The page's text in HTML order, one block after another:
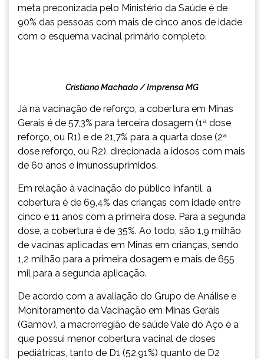
meta preconizada pelo Ministério da Saúde é de
90% das pessoas com mais de cinco anos de idade
com o esquema vacinal primário completo.
Cristiano Machado / Imprensa MG
Já na vacinação de reforço, a cobertura em Minas
Gerais é de 57,3% para terceira dosagem (1ª dose
reforço, ou R1) e de 21,7% para a quarta dose (2ª
dose reforço, ou R2), direcionada a idosos com mais
de 60 anos e imunossuprimidos.
Em relação à vacinação do público infantil, a
cobertura é de 69,4% das crianças com idade entre
cinco e 11 anos com a primeira dose. Para a segunda
dose, a cobertura é de 35%. Ao todo, são 1,9 milhão
de vacinas aplicadas em Minas em crianças, sendo
1,2 milhão para a primeira dosagem e mais de 655
mil para a segunda aplicação.
De acordo com a avaliação do Grupo de Análise e
Monitoramento da Vacinação em Minas Gerais
(Gamov), a macrorregião de saúde Vale do Aço é a
que possui menor cobertura vacinal de doses
pediátricas, tanto de D1 (52,91%) quanto de D2